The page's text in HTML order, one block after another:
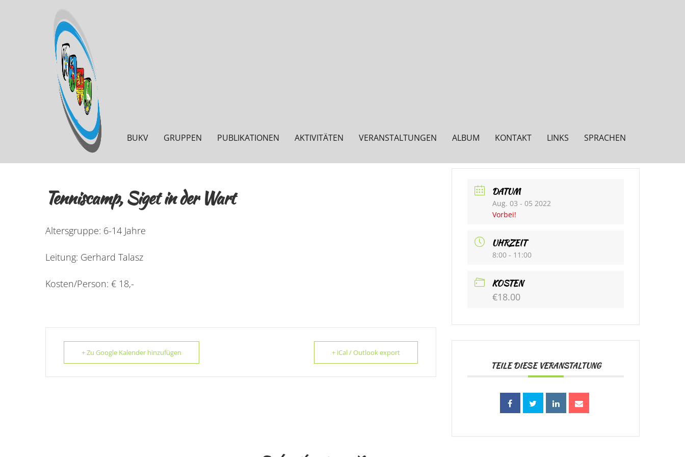
BUKV GRUPPEN PUBLIKATIONEN AKTIVITÄTEN VERANSTALTUNGEN ALBUM KONTAKT LINKS SPRACHEN
Tenniscamp, Siget in der Wart
Altersgruppe: 6-14 Jahre
Leitung: Gerhard Talasz
Kosten/Person: € 18,-
+ Zu Google Kalender hinzufügen + iCal / Outlook export
DATUM
Aug. 03 - 05 2022
Vorbei!
UHRZEIT
8:00 - 11:00
KOSTEN
€18.00
TEILE DIESE VERANSTALTUNG